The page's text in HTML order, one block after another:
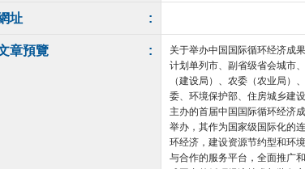
址 :
章預覽 :
关于举办中国国际循环经济成
计划单列市、副省级省会城市
（建设局）、农委（农业局
委、环境保护部、住房城乡建
主办的首届中国国际循环经济
举办，其作为国家级国际化的
环经济，建设资源节约型和环
与合作的服务平台，全面推广